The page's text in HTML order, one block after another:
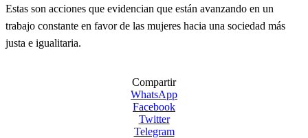
Estas son acciones que evidencian que están avanzando en un
trabajo constante en favor de las mujeres hacia una sociedad más
justa e igualitaria.
Compartir
WhatsApp
Facebook
Twitter
Telegram